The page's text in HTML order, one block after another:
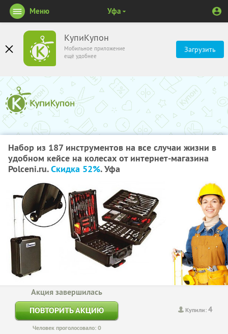
КупиКупон
Мобильное приложение
ещё удобнее
Загрузить
Меню Уфа
Набор из 187 инструментов на все случаи жизни в
удобном кейсе на колесах от интернет-магазина
Polceni.ru.Скидка 52%. Уфа
Купили:4
Акция завершилась
ПОВТОРИТЬ АКЦИЮ
Человек проголосовало: 0